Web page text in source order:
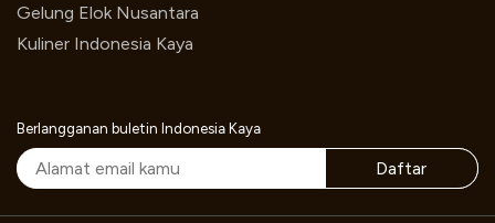
Gelung Elok Nusantara
Kuliner Indonesia Kaya
Berlangganan buletin Indonesia Kaya
Daftar